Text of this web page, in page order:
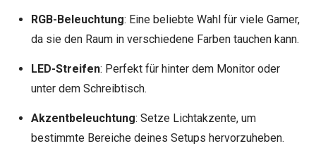
RGB-Beleuchtung: Eine beliebte Wahl für viele Gamer,
da sie den Raum in verschiedene Farben tauchen kann.
LED-Streifen: Perfekt für hinter dem Monitor oder
unter dem Schreibtisch.
Akzentbeleuchtung: Setze Lichtakzente, um
bestimmte Bereiche deines Setups hervorzuheben.